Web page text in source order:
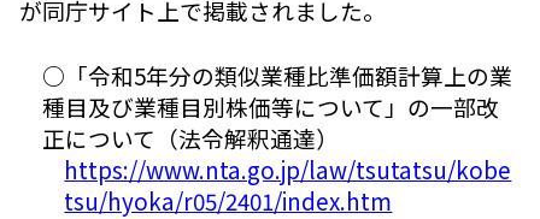
が同庁サイト上で掲載されました。
○「令和5年分の類似業種比準価額計算上の業
種目及び業種目別株価等について」の一部改
正について（法令解釈通達）
https://www.nta.go.jp/law/tsutatsu/kobe
tsu/hyoka/r05/2401/index.htm